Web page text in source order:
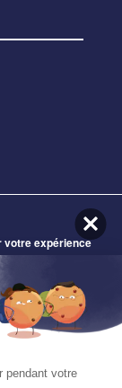
votre expérience
nous le fassions.